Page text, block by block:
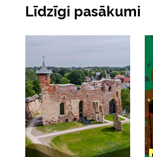
JIP Mārupīte teritorijā pieejamas
ar pasākuma biļeti.
Līdzīgi pasākumi